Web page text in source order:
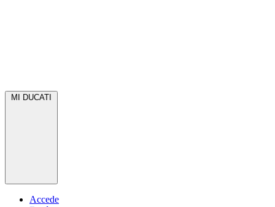
MI DUCATI
Accede